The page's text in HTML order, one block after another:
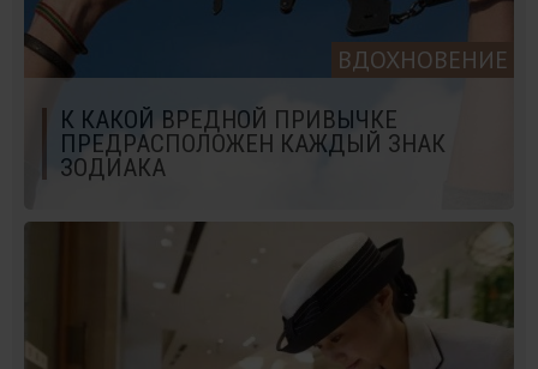
ВДОХНОВЕНИЕ
К КАКОЙ ВРЕДНОЙ ПРИВЫЧКЕ
ПРЕДРАСПОЛОЖЕН КАЖДЫЙ ЗНАК
ЗОДИАКА